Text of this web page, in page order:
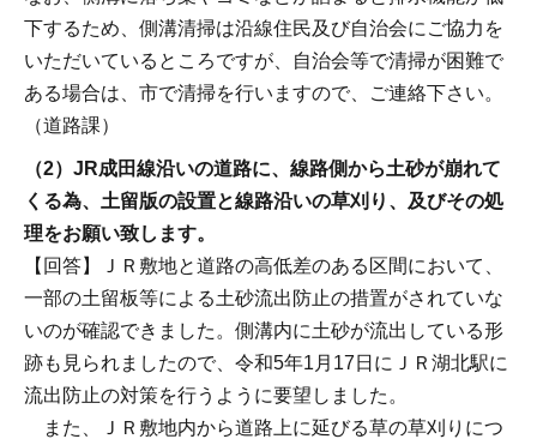
下するため、側溝清掃は沿線住民及び自治会にご協力を
いただいているところですが、自治会等で清掃が困難で
ある場合は、市で清掃を行いますので、ご連絡下さい。
（道路課）
（2）JR成田線沿いの道路に、線路側から土砂が崩れて
くる為、土留版の設置と線路沿いの草刈り、及びその処
理をお願い致します。
【回答】ＪＲ敷地と道路の高低差のある区間において、
一部の土留板等による土砂流出防止の措置がされていな
いのが確認できました。側溝内に土砂が流出している形
跡も見られましたので、令和5年1月17日にＪＲ湖北駅に
流出防止の対策を行うように要望しました。
また、ＪＲ敷地内から道路上に延びる草の草刈りにつ